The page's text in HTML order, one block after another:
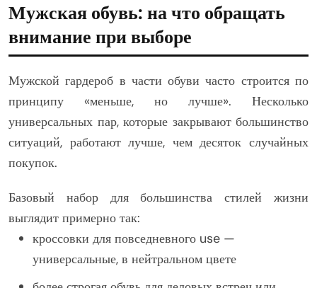
Мужская обувь: на что обращать
внимание при выборе
Мужской гардероб в части обуви часто строится по
принципу «меньше, но лучше». Несколько
универсальных пар, которые закрывают большинство
ситуаций, работают лучше, чем десяток случайных
покупок.
Базовый набор для большинства стилей жизни
выглядит примерно так:
кроссовки для повседневного use —
универсальные, в нейтральном цвете